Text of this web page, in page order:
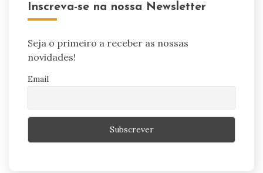
Inscreva-se na nossa Newsletter
Seja o primeiro a receber as nossas
novidades!
Email